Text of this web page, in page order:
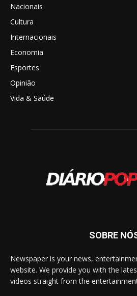
Nacionais
Cultura
Internacionais
Economia
Esportes
Opinião
Vida & Saúde
SOBRE
Newspaper is your news,
website. We provide you with the
videos straight from the